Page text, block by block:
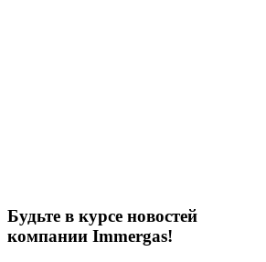
Будьте в курсе новостей
компании Immergas!